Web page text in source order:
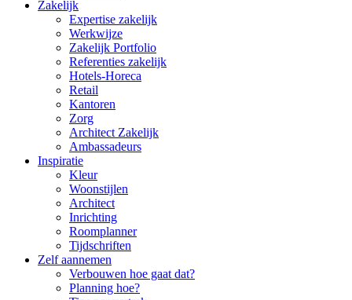
Zakelijk
Expertise zakelijk
Werkwijze
Zakelijk Portfolio
Referenties zakelijk
Hotels-Horeca
Retail
Kantoren
Zorg
Architect Zakelijk
Ambassadeurs
Inspiratie
Kleur
Woonstijlen
Architect
Inrichting
Roomplanner
Tijdschriften
Zelf aannemen
Verbouwen hoe gaat dat?
Planning hoe?